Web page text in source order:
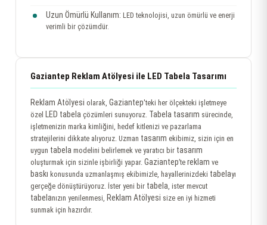
Uzun Ömürlü Kullanım: LED teknolojisi, uzun ömürlü ve enerji
verimli bir çözümdür.
Gaziantep Reklam Atölyesi ile LED Tabela Tasarımı
Reklam Atölyesi olarak, Gaziantep'teki her ölçekteki işletmeye
özel LED tabela çözümleri sunuyoruz. Tabela tasarım sürecinde,
işletmenizin marka kimliğini, hedef kitlenizi ve pazarlama
stratejilerini dikkate alıyoruz. Uzman tasarım ekibimiz, sizin için en
uygun tabela modelini belirlemek ve yaratıcı bir tasarım
oluşturmak için sizinle işbirliği yapar. Gaziantep’te reklam ve
baskı konusunda uzmanlaşmış ekibimizle, hayallerinizdeki tabelayı
gerçeğe dönüştürüyoruz. İster yeni bir tabela, ister mevcut
tabelanızın yenilenmesi, Reklam Atölyesi size en iyi hizmeti
sunmak için hazırdır.